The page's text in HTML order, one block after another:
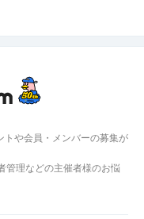
トや会員・メンバーの募集が
管理などの主催者様のお悩